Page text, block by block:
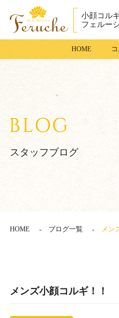
成田市で小顔コ
小顔コル
フェルー
HOME
スタッフブログ
HOME ブログ一覧 メン
メンズ小顔コルギ！！